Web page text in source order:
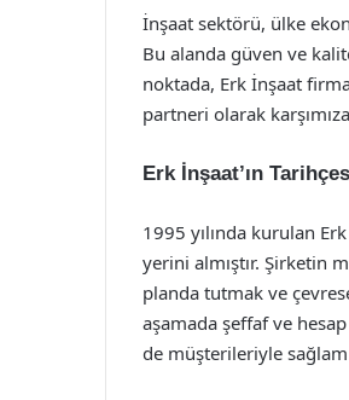
İnşaat sektörü, ülke
Bu alanda güven ve
noktada, Erk İnşaat
partneri olarak karşımıza
Erk İnşaat’ın
1995 yılında kurulan
yerini almıştır. Şirketin
planda tutmak ve
aşamada şeffaf ve
de müşterileriyle